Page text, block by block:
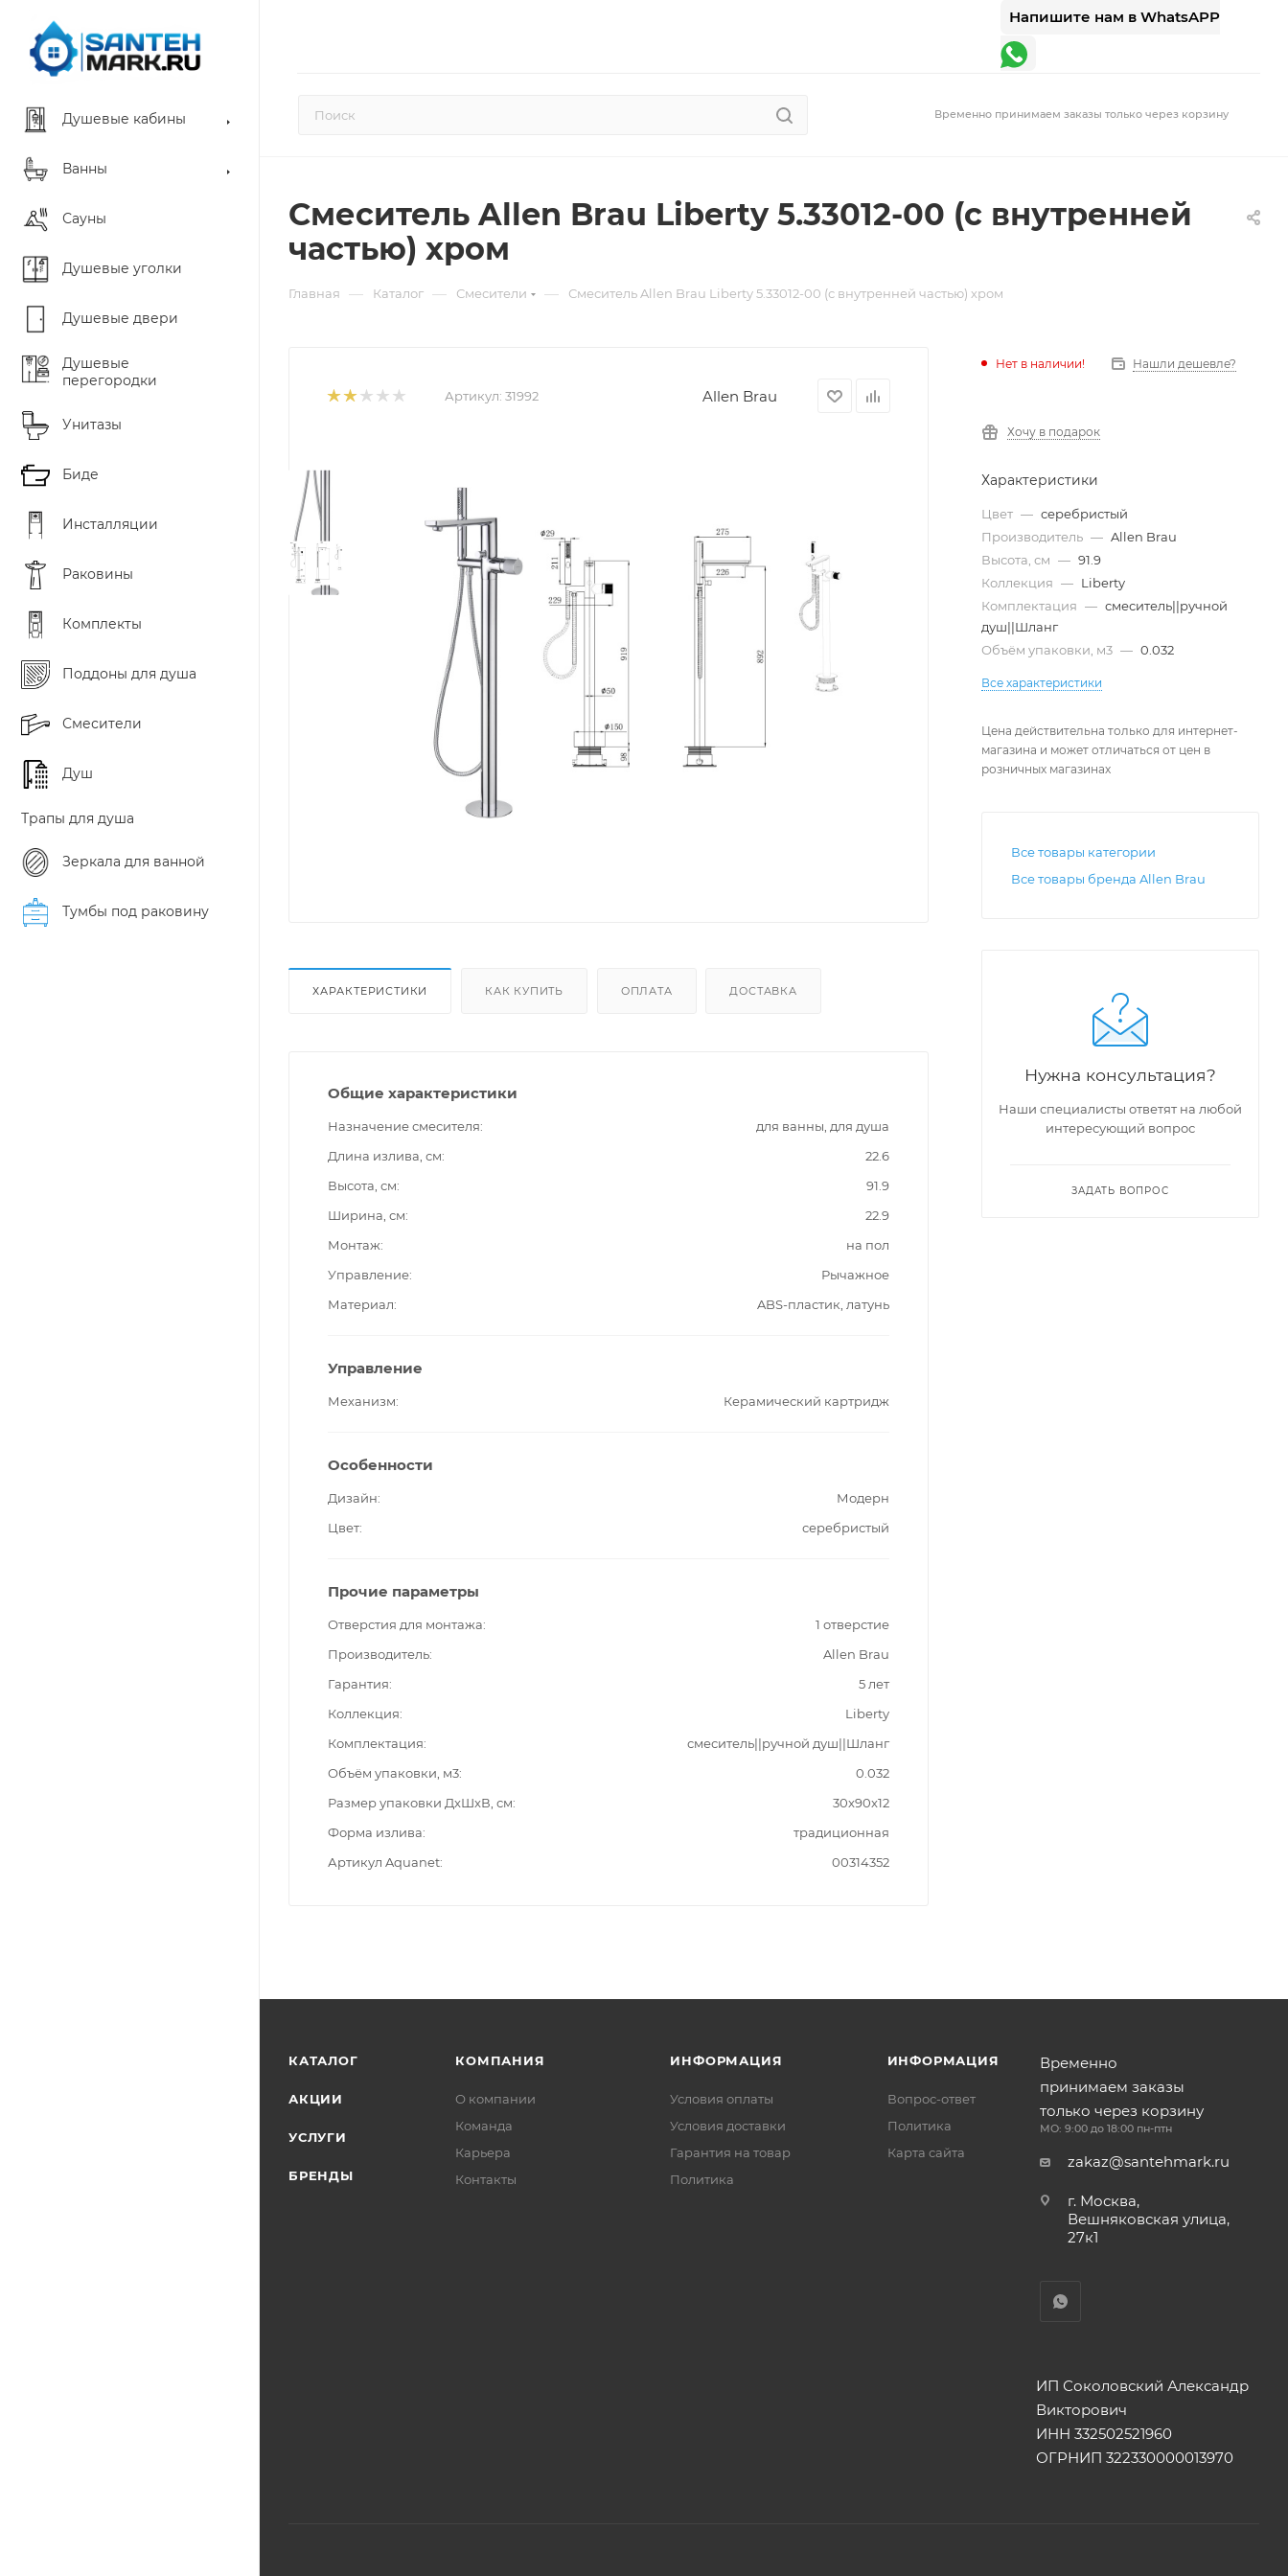
Напишите нам в WhatsAPP
Временно принимаем заказы только через корзину
Душевые кабины
Ванны
Сауны
Душевые уголки
Душевые двери
Душевые
перегородки
Унитазы
Биде
Инсталляции
Раковины
Комплекты
Поддоны для душа
Смесители
Душ
Трапы для душа
Зеркала для ванной
Тумбы под раковину
Смеситель Allen Brau Liberty 5.33012-00 (с внутренней
частью) хром
Главная — Каталог — Смесители — Смеситель Allen Brau Liberty 5.33012-00 (с внутренней частью) хром
Артикул: 31992 Allen Brau
ХАРАКТЕРИСТИКИ КАК КУПИТЬ ОПЛАТА ДОСТАВКА
Общие характеристики
Назначение смесителя
для ванны, для душа
Длина излива, см
22.6
Высота, см
91.9
Ширина, см
22.9
Монтаж
на пол
Управление
Рычажное
Материал
ABS-пластик, латунь
Управление
Механизм Керамический картридж
Особенности
Дизайн
Модерн
Цвет
серебристый
Прочие параметры
Отверстия для монтажа
1 отверстие
Производитель
Allen Brau
Гарантия
5 лет
Коллекция
Liberty
Комплектация
смеситель||ручной душ||Шланг
Объём упаковки, м3
0.032
Размер упаковки ДxШxВ, см
30x90x12
Форма излива
традиционная
Артикул Aquanet
00314352
Нет в наличии! Нашли дешевле?
Хочу в подарок
Характеристики
Цвет — серебристый
Производитель — Allen Brau
Высота, см — 91.9
Коллекция — Liberty
Комплектация — смеситель||ручной
душ||Шланг
Объём упаковки, м3 — 0.032
Все характеристики
Цена действительна только для интернет-
магазина и может отличаться от цен в
розничных магазинах
Все товары категории
Все товары бренда Allen Brau
Нужна консультация?
Наши специалисты ответят на любой
интересующий вопрос
ЗАДАТЬ ВОПРОС
КАТАЛОГ
АКЦИИ
УСЛУГИ
БРЕНДЫ
КОМПАНИЯ
О компании
Команда
Карьера
Контакты
ИНФОРМАЦИЯ
Условия оплаты
Условия доставки
Гарантия на товар
Политика
ИНФОРМАЦИЯ
Вопрос-ответ
Политика
Карта сайта
Временно
принимаем заказы
только через корзину
МО: 9:00 до 18:00 пн-птн
zakaz@santehmark.ru
г. Москва,
Вешняковская улица,
27к1
ИП Соколовский Александр
Викторович
ИНН 332502521960
ОГРНИП 322330000013970